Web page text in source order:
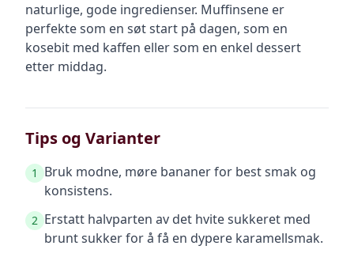
naturlige, gode ingredienser. Muffinsene er
perfekte som en søt start på dagen, som en
kosebit med kaffen eller som en enkel dessert
etter middag.
Tips og Varianter
1
Bruk modne, møre bananer for best smak og
konsistens.
2 Erstatt halvparten av det hvite sukkeret med
brunt sukker for å få en dypere karamellsmak.